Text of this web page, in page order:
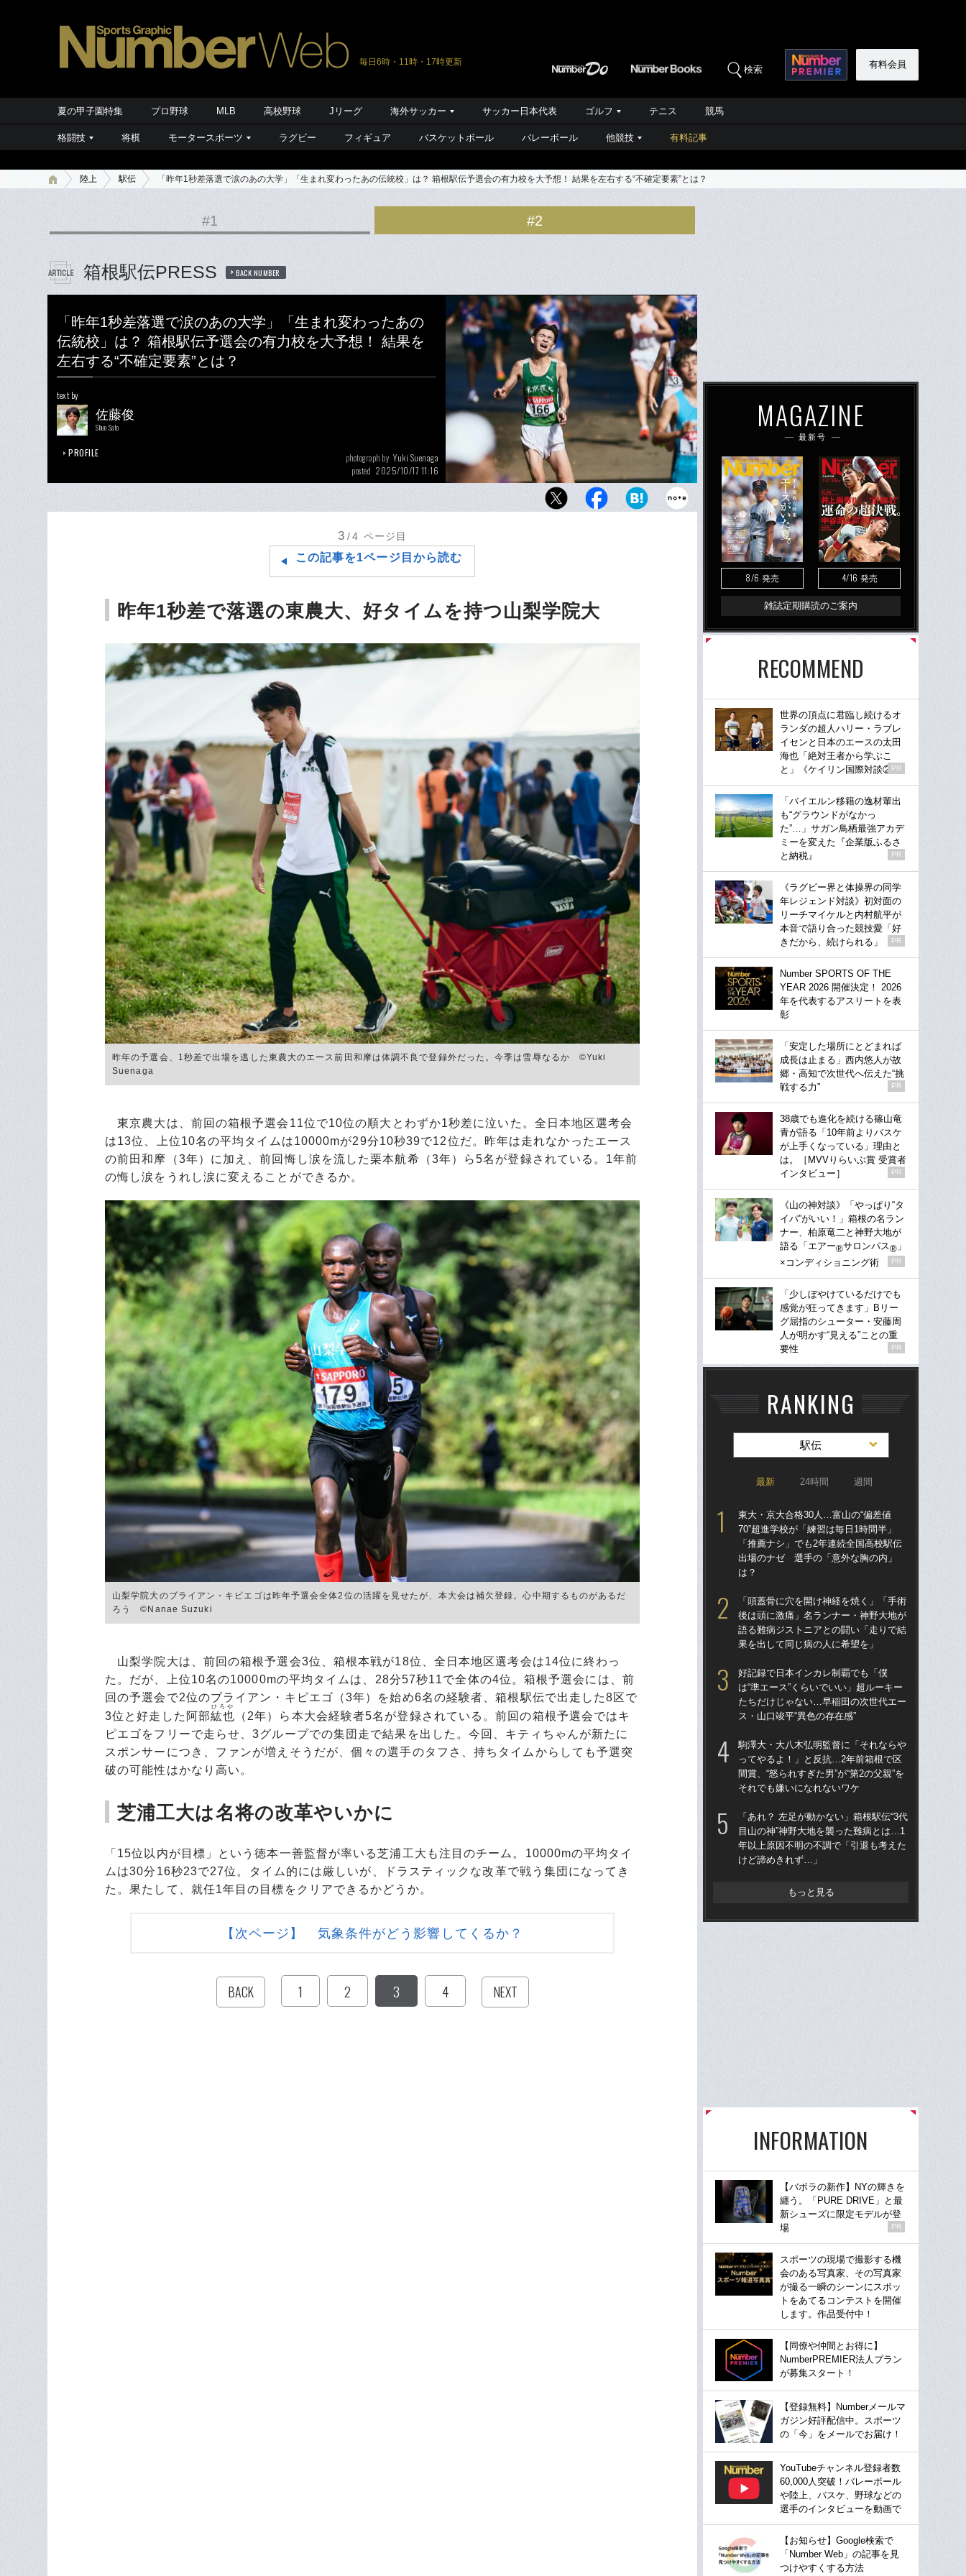
毎日6時・11時・17時更新
検索 有料会員
夏の甲子園特集 プロ野球 MLB 高校野球 Jリーグ 海外サッカー サッカー日本代表 ゴルフ テニス 競馬
格闘技 将棋 モータースポーツ ラグビー フィギュア バスケットボール バレーボール 他競技 有料記事
陸上 駅伝 「昨年1秒差落選で涙のあの大学」「生まれ変わったあの伝統校」は？ 箱根駅伝予選会の有力校を大予想！ 結果を左右する“不確定要素”とは？
#1 #2
箱根駅伝PRESS BACK NUMBER
「昨年1秒差落選で涙のあの大学」「生まれ変わったあの
伝統校」は？ 箱根駅伝予選会の有力校を大予想！ 結果を
左右する“不確定要素”とは？
text by
佐藤俊
Shun Sato
PROFILE photograph by Yuki Suenaga
posted 2025/10/17 11:16
昨年の予選会、わずか1秒差で出場を逃した東農大の栗本
3 /4 ページ目
この記事を1ページ目から読む
昨年1秒差で落選の東農大、好タイムを持つ山梨学院大
昨年の予選会、1秒差で出場を逃した東農大のエース前田和摩は体調不良で登録外だった。今季は雪辱なるか ©Yuki
Suenaga
東京農大は、前回の箱根予選会11位で10位の順大とわずか1秒差に泣いた。全日本地区選考会
は13位、上位10名の平均タイムは10000mが29分10秒39で12位だ。昨年は走れなかったエース
の前田和摩（3年）に加え、前回悔し涙を流した栗本航希（3年）ら5名が登録されている。1年前
の悔し涙をうれし涙に変えることができるか。
山梨学院大のブライアン・キピエゴは昨年予選会全体2位の活躍を見せたが、本大会は補欠登録。心中期するものがあるだ
ろう ©Nanae Suzuki
山梨学院大は、前回の箱根予選会3位、箱根本戦が18位、全日本地区選考会は14位に終わっ
た。だが、上位10名の10000mの平均タイムは、28分57秒11で全体の4位。箱根予選会には、前
回の予選会で2位のブライアン・キピエゴ（3年）を始め6名の経験者、箱根駅伝で出走した8区で
3位と好走した阿部紘也
ひろや
（2年）ら本大会経験者5名が登録されている。前回の箱根予選会ではキ
ピエゴをフリーで走らせ、3グループでの集団走で結果を出した。今回、キティちゃんが新たに
スポンサーにつき、ファンが増えそうだが、個々の選手のタフさ、持ちタイムからしても予選突
破の可能性はかなり高い。
芝浦工大は名将の改革やいかに
「15位以内が目標」という徳本一善監督が率いる芝浦工大も注目のチーム。10000mの平均タイ
ムは30分16秒23で27位。タイム的には厳しいが、ドラスティックな改革で戦う集団になってき
た。果たして、就任1年目の目標をクリアできるかどうか。
【次ページ】 気象条件がどう影響してくるか？
BACK 1 2 3 4 NEXT
MAGAZINE
最新号
8/6 発売 4/16 発売
雑誌定期購読のご案内
RECOMMEND
世界の頂点に君臨し続けるオ
ランダの超人ハリー・ラブレ
イセンと日本のエースの太田
海也「絶対王者から学ぶこ
と」《ケイリン国際対談②》
PR
「バイエルン移籍の逸材輩出
も“グラウンドがなかっ
た”…」サガン鳥栖最強アカデ
ミーを変えた『企業版ふるさ
と納税』
PR
《ラグビー界と体操界の同学
年レジェンド対談》初対面の
リーチマイケルと内村航平が
本音で語り合った競技愛「好
きだから、続けられる」
PR
Number SPORTS OF THE
YEAR 2026 開催決定！ 2026
年を代表するアスリートを表
彰
「安定した場所にとどまれば
成長は止まる」西内悠人が故
郷・高知で次世代へ伝えた“挑
戦する力”
PR
38歳でも進化を続ける篠山竜
青が語る「10年前よりバスケ
が上手くなっている」理由と
は。［MVVりらいぶ賞 受賞者
インタビュー］
PR
《山の神対談》「やっぱり“タ
イパ”がいい！」箱根の名ラン
ナー、柏原竜二と神野大地が
語る「エアー®サロンパス® 」
×コンディショニング術
PR
「少しぼやけているだけでも
感覚が狂ってきます」Bリー
グ屈指のシューター・安藤周
人が明かす“見える”ことの重
要性
PR
RANKING
駅伝
最新 24時間 週間
東大・京大合格30人…富山の“偏差値
70”超進学校が「練習は毎日1時間半」
「推薦ナシ」でも2年連続全国高校駅伝
出場のナゼ 選手の「意外な胸の内」
は？
「頭蓋骨に穴を開け神経を焼く」「手術
後は頭に激痛」名ランナー・神野大地が
語る難病ジストニアとの闘い「走りで結
果を出して同じ病の人に希望を」
好記録で日本インカレ制覇でも「僕
は“準エース”くらいでいい」超ルーキー
たちだけじゃない…早稲田の次世代エー
ス・山口竣平“異色の存在感”
駒澤大・大八木弘明監督に「それならや
ってやるよ！」と反抗…2年前箱根で区
間賞、“怒られすぎた男”が“第2の父親”を
それでも嫌いになれないワケ
「あれ？ 左足が動かない」箱根駅伝“3代
目山の神”神野大地を襲った難病とは…1
年以上原因不明の不調で「引退も考えた
けど諦めきれず…」
もっと見る
INFORMATION
【バボラの新作】NYの輝きを
纏う。「PURE DRIVE」と最
新シューズに限定モデルが登
場
PR
スポーツの現場で撮影する機
会のある写真家、その写真家
が撮る一瞬のシーンにスポッ
トをあてるコンテストを開催
します。作品受付中！
【同僚や仲間とお得に】
NumberPREMIER法人プラン
が募集スタート！
【登録無料】Numberメールマ
ガジン好評配信中。スポーツ
の「今」をメールでお届け！
YouTubeチャンネル登録者数
60,000人突破！バレーボール
や陸上、バスケ、野球などの
選手のインタビューを動画で
【お知らせ】Google検索で
「Number Web」の記事を見
つけやすくする方法